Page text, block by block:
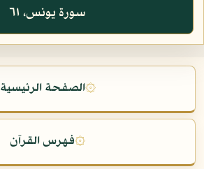
سورة يونس، ٦١
۞الصفحة الرئيسية
۞فهرس القرآن